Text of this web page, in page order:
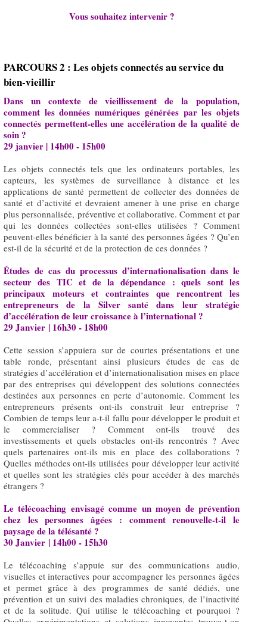
Vous souhaitez intervenir ?
PARCOURS 2 : Les objets connectés au service du
bien-vieillir
Dans un contexte de vieillissement de la population,
comment les données numériques générées par les objets
connectés permettent-elles une accélération de la qualité de
soin ?
29 janvier | 14h00 - 15h00
Les objets connectés tels que les ordinateurs portables, les
capteurs, les systèmes de surveillance à distance et les
applications de santé permettent de collecter des données de
santé et d’activité et devraient amener à une prise en charge
plus personnalisée, préventive et collaborative. Comment et par
qui les données collectées sont-elles utilisées ? Comment
peuvent-elles bénéficier à la santé des personnes âgées ? Qu’en
est-il de la sécurité et de la protection de ces données ?
Études de cas du processus d’internationalisation dans le
secteur des TIC et de la dépendance : quels sont les
principaux moteurs et contraintes que rencontrent les
entrepreneurs de la Silver santé dans leur stratégie
d’accélération de leur croissance à l’international ?
29 Janvier | 16h30 - 18h00
Cette session s’appuiera sur de courtes présentations et une
table ronde, présentant ainsi plusieurs études de cas de
stratégies d’accélération et d’internationalisation mises en place
par des entreprises qui développent des solutions connectées
destinées aux personnes en perte d’autonomie. Comment les
entrepreneurs présents ont-ils construit leur entreprise ?
Combien de temps leur a-t-il fallu pour développer le produit et
le commercialiser ? Comment ont-ils trouvé des
investissements et quels obstacles ont-ils rencontrés ? Avec
quels partenaires ont-ils mis en place des collaborations ?
Quelles méthodes ont-ils utilisées pour développer leur activité
et quelles sont les stratégies clés pour accéder à des marchés
étrangers ?
Le télécoaching envisagé comme un moyen de prévention
chez les personnes âgées : comment renouvelle-t-il le
paysage de la télésanté ?
30 Janvier | 14h00 - 15h30
Le télécoaching s’appuie sur des communications audio,
visuelles et interactives pour accompagner les personnes âgées
et permet grâce à des programmes de santé dédiés, une
prévention et un suivi des maladies chroniques, de l’inactivité
et de la solitude. Qui utilise le télécoaching et pourquoi ?